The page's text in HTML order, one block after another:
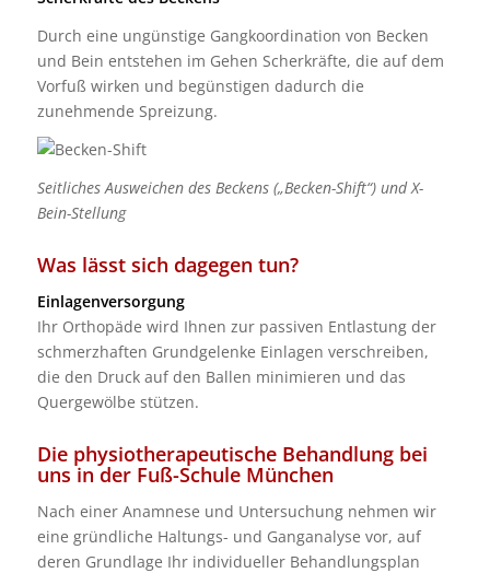
Durch eine ungünstige Gangkoordination von Becken
und Bein entstehen im Gehen Scherkräfte, die auf dem
Vorfuß wirken und begünstigen dadurch die
zunehmende Spreizung.
Seitliches Ausweichen des Beckens („Becken-Shift“) und X-
Bein-Stellung
Was lässt sich dagegen tun?
Einlagenversorgung
Ihr Orthopäde wird Ihnen zur passiven Entlastung der
schmerzhaften Grundgelenke Einlagen verschreiben,
die den Druck auf den Ballen minimieren und das
Quergewölbe stützen.
Die physiotherapeutische Behandlung bei
uns in der Fuß-Schule München
Nach einer Anamnese und Untersuchung nehmen wir
eine gründliche Haltungs- und Ganganalyse vor, auf
deren Grundlage Ihr individueller Behandlungsplan